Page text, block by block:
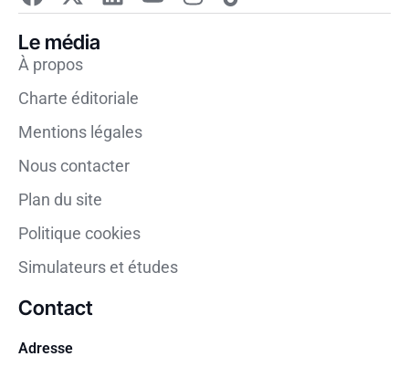
Le média
À propos
Charte éditoriale
Mentions légales
Nous contacter
Plan du site
Politique cookies
Simulateurs et études
Contact
Adresse